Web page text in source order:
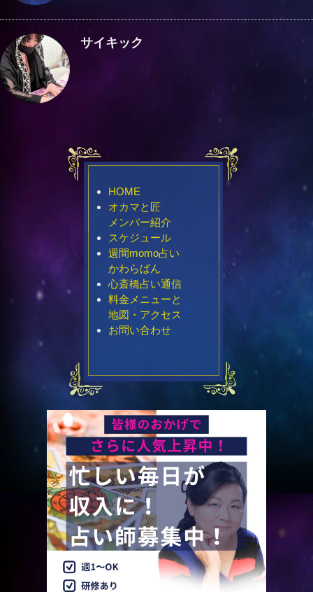
サイキック
HOME
オカマと匠
メンバー紹介
スケジュール
週間momo占い
かわらばん
心斎橋占い通信
料金メニューと
地図・アクセス
お問い合わせ